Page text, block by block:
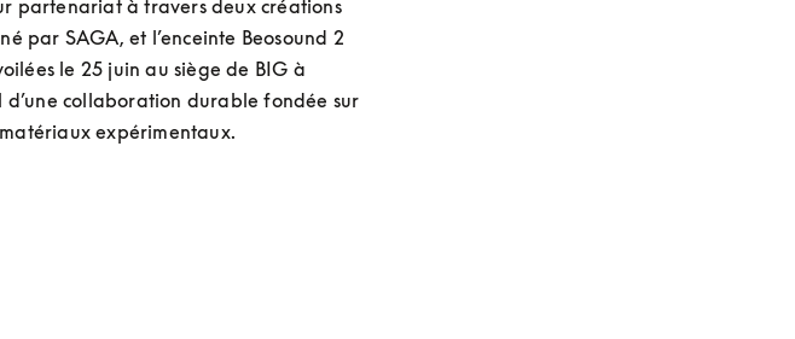
partenariat à travers deux créations
par SAGA, et l’enceinte Beosound 2
le 25 juin au siège de BIG à
collaboration durable fondée sur
expérimentaux.